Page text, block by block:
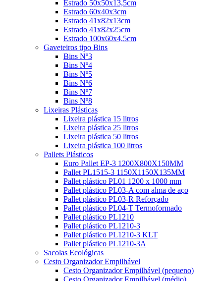
Estrado 50x50x13,5cm
Estrado 60x40x3cm
Estrado 41x82x13cm
Estrado 41x82x25cm
Estrado 100x60x4,5cm
Gaveteiros tipo Bins
Bins Nº3
Bins Nº4
Bins Nº5
Bins Nº6
Bins Nº7
Bins Nº8
Lixeiras Plásticas
Lixeira plástica 15 litros
Lixeira plástica 25 litros
Lixeira plástica 50 litros
Lixeira plástica 100 litros
Pallets Plásticos
Euro Pallet EP-3 1200X800X150MM
Pallet PL1515-3 1150X1150X135MM
Pallet plástico PL01 1200 x 1000 mm
Pallet plástico PL03-A com alma de aço
Pallet plástico PL03-R Reforçado
Pallet plástico PL04-T Termoformado
Pallet plástico PL1210
Pallet plástico PL1210-3
Pallet plástico PL1210-3 KLT
Pallet plástico PL1210-3A
Sacolas Ecológicas
Cesto Organizador Empilhável
Cesto Organizador Empilhável (pequeno)
Cesto Organizador Empilhável (médio)